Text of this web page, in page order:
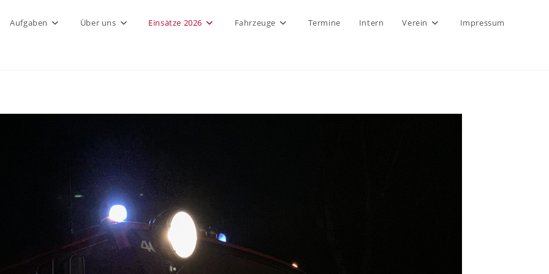
Aufgaben Über uns Einsätze 2026 Fahrzeuge Termine Intern Verein Impressum